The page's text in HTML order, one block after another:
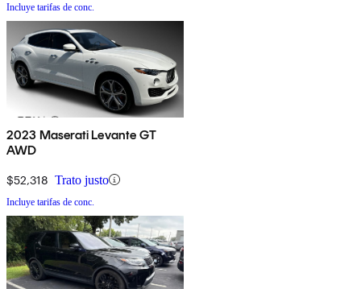
Incluye tarifas de conc.
2023 Maserati Levante GT
AWD
$52,318 Trato justo
Incluye tarifas de conc.